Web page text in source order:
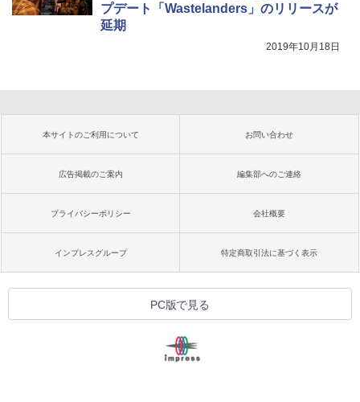
プデート「Wastelanders」のリリースが
延期
2019年10月18日
本サイトのご利用について お問い合わせ
広告掲載のご案内 編集部へのご連絡
プライバシーポリシー 会社概要
インプレスグループ 特定商取引法に基づく表示
PC版で見る